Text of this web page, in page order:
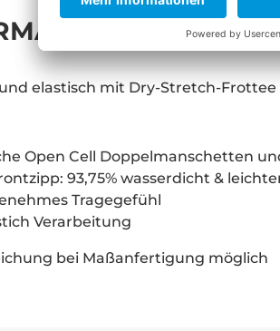
"ALPHA
elastisch mit Dry-Stretch-
Open Cell Doppelmanschetten
93,75% wasserdicht &
Tragegefühl
Verarbeitung
bei Maßanfertigung möglich